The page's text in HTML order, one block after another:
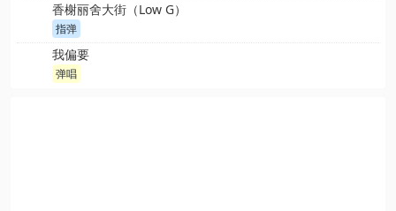
香榭丽舍大街（Low G）
指弹
我偏要
弹唱